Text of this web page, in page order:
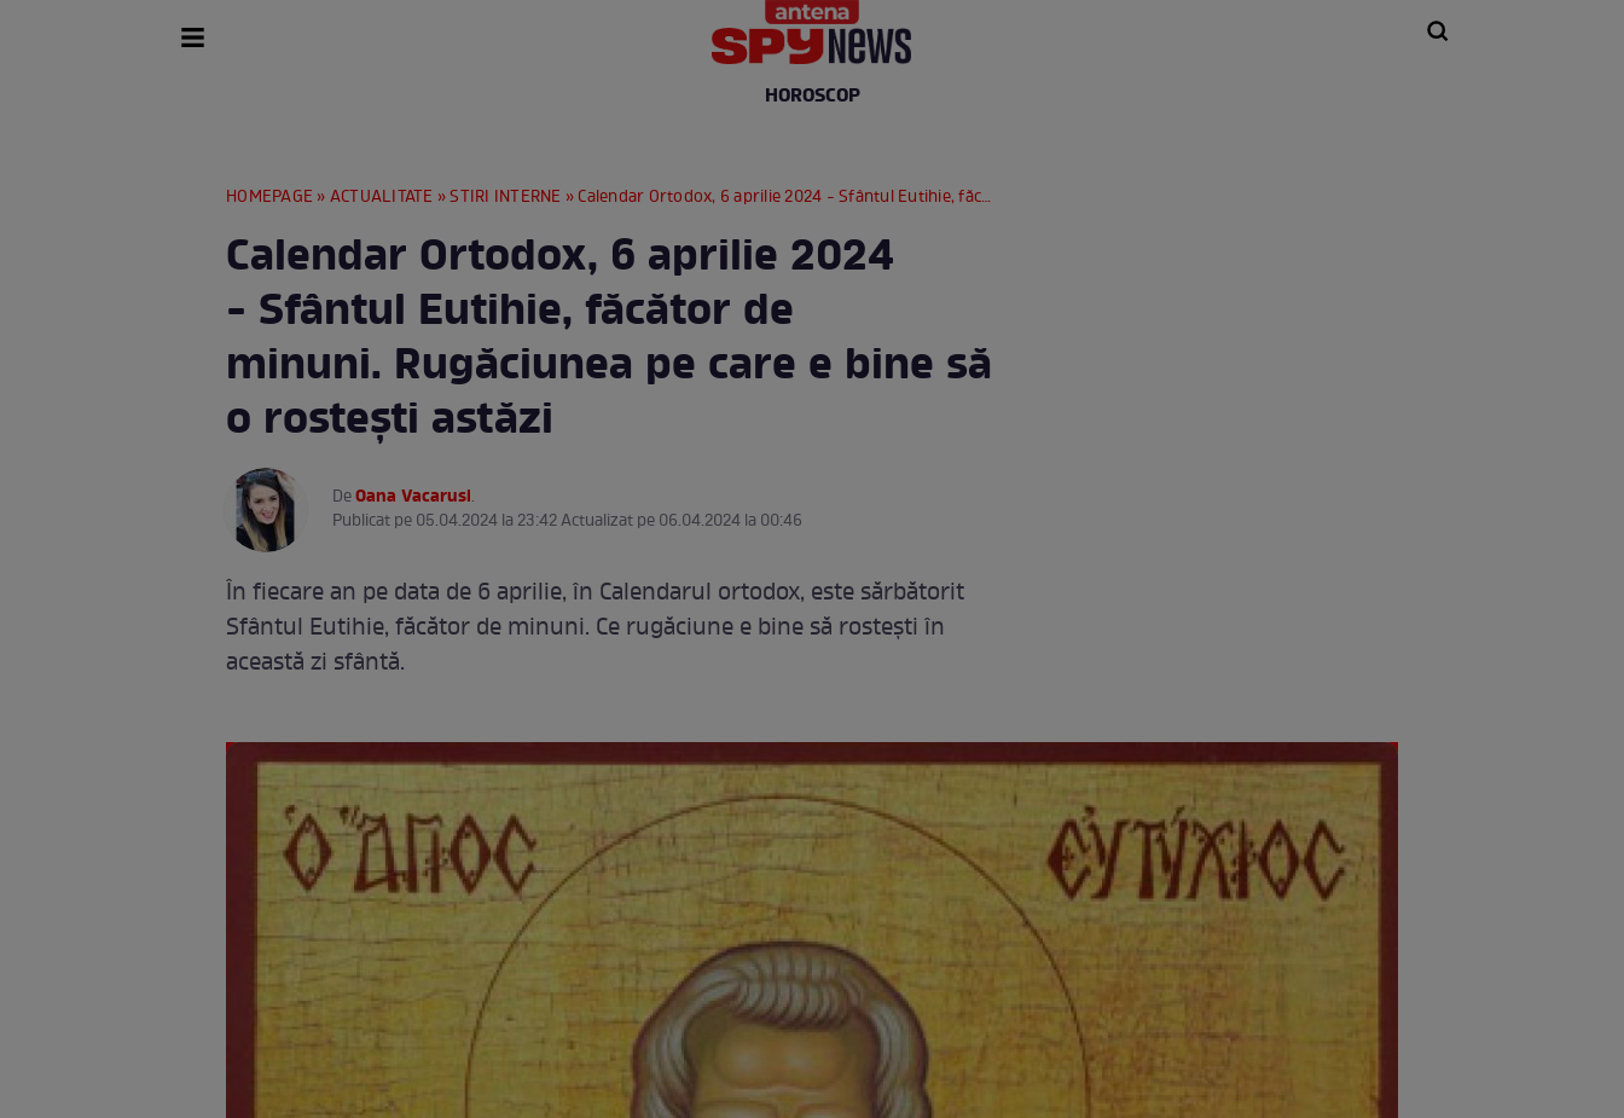
HOROSCOP
HOMEPAGE »ACTUALITATE »STIRI INTERNE » Calendar Ortodox, 6 aprilie 2024 - Sfântul Eutihie, făcător de minuni. Rugăciunea pe care e bine să o rostești astăzi
Calendar Ortodox, 6 aprilie 2024
- Sfântul Eutihie, făcător de
minuni. Rugăciunea pe care e bine să
o rostești astăzi
DeOana Vacarusi.
Publicat pe 05.04.2024 la 23:42 Actualizat pe 06.04.2024 la 00:46
În fiecare an pe data de 6 aprilie, în Calendarul ortodox, este sărbătorit
Sfântul Eutihie, făcător de minuni. Ce rugăciune e bine să rostești în
această zi sfântă.